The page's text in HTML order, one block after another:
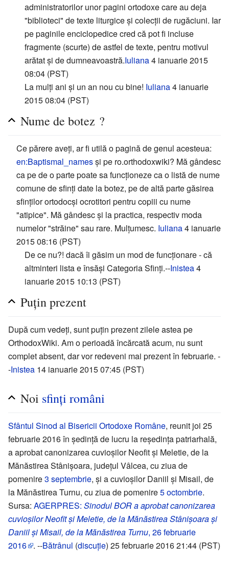
administratorilor unor pagini ortodoxe care au deja
"biblioteci" de texte liturgice și colecții de rugăciuni. Iar
pe paginile enciclopedice cred că pot fi incluse
fragmente (scurte) de astfel de texte, pentru motivul
arătat și de dumneavoastră.Iuliana4 ianuarie 2015
08:04 (PST)
La mulți ani și un an nou cu bine! Iuliana4 ianuarie
2015 08:04 (PST)
Nume de botez ?
Ce părere aveți, ar fi utilă o pagină de genul acesteua:
en:Baptismal_namesși pe ro.orthodoxwiki? Mă gândesc
ca pe de o parte poate sa funcționeze ca o listă de nume
comune de sfinți date la botez, pe de altă parte găsirea
sfinților ortodocși ocrotitori pentru copiii cu nume
"atipice". Mă gândesc și la practica, respectiv moda
numelor "străine" sau rare. Mulțumesc. Iuliana4 ianuarie
2015 08:16 (PST)
De ce nu?! dacă îi găsim un mod de funcționare - că
altminteri lista e însăși Categoria Sfinți.--Inistea4
ianuarie 2015 10:13 (PST)
Puțin prezent
După cum vedeți, sunt puțin prezent zilele astea pe
OrthodoxWiki. Am o perioadă încărcată acum, nu sunt
complet absent, dar vor redeveni mai prezent în februarie. -
-Inistea 14 ianuarie 2015 07:45 (PST)
Noi sfinți români
Sfântul Sinod al Bisericii Ortodoxe Române, reunit joi 25
februarie 2016 în ședință de lucru la reședința patriarhală,
a aprobat canonizarea cuvioșilor Neofit și Meletie, de la
Mănăstirea Stânișoara, județul Vâlcea, cu ziua de
pomenire3 septembrie, și a cuvioșilor Daniil și Misail, de
la Mănăstirea Turnu, cu ziua de pomenire5 octombrie.
Sursa: AGERPRES: Sinodul BOR a aprobat canonizarea
cuvioșilor Neofit și Meletie, de la Mănăstirea Stânișoara și
Daniil și Misail, de la Mănăstirea Turnu, 26 februarie
2016
. --Bătrânul (discuție) 25 februarie 2016 21:44 (PST)